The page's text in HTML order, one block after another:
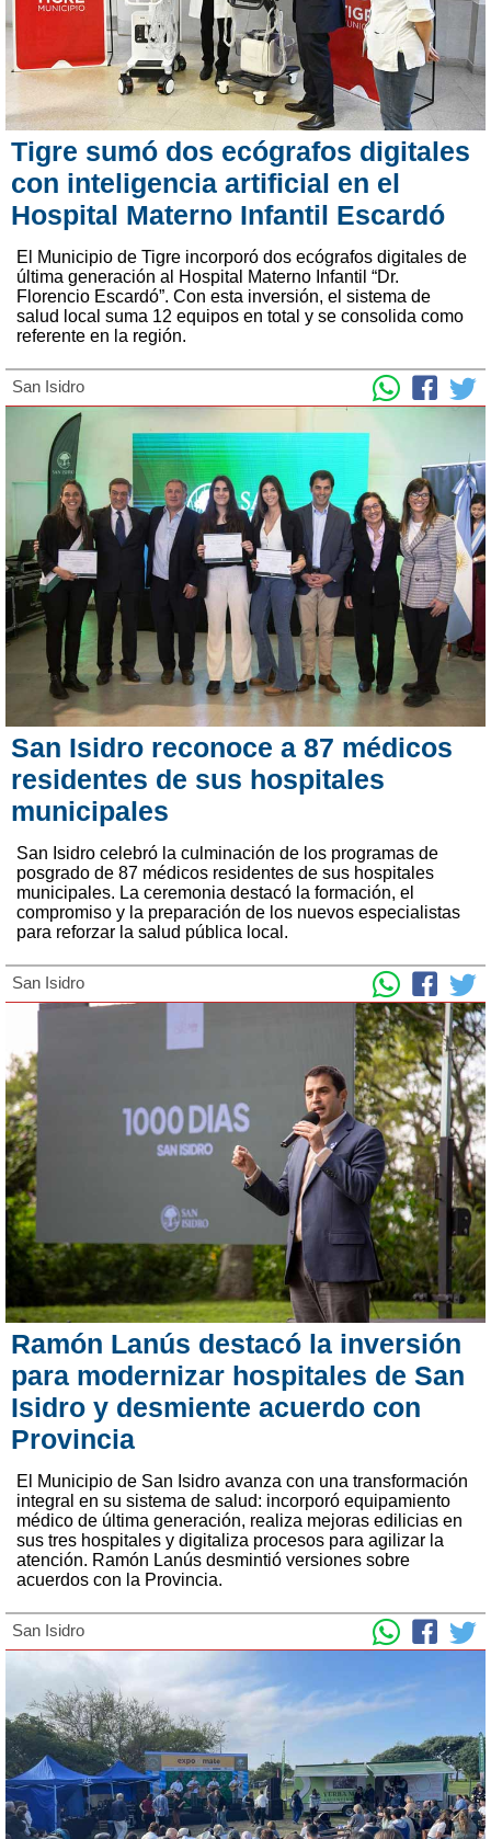
Tigre sumó dos ecógrafos digitales
con inteligencia artificial en el
Hospital Materno Infantil Escardó
El Municipio de Tigre incorporó dos ecógrafos digitales de
última generación al Hospital Materno Infantil “Dr.
Florencio Escardó”. Con esta inversión, el sistema de
salud local suma 12 equipos en total y se consolida como
referente en la región.
San Isidro
San Isidro reconoce a 87 médicos
residentes de sus hospitales
municipales
San Isidro celebró la culminación de los programas de
posgrado de 87 médicos residentes de sus hospitales
municipales. La ceremonia destacó la formación, el
compromiso y la preparación de los nuevos especialistas
para reforzar la salud pública local.
San Isidro
Ramón Lanús destacó la inversión
para modernizar hospitales de San
Isidro y desmiente acuerdo con
Provincia
El Municipio de San Isidro avanza con una transformación
integral en su sistema de salud: incorporó equipamiento
médico de última generación, realiza mejoras edilicias en
sus tres hospitales y digitaliza procesos para agilizar la
atención. Ramón Lanús desmintió versiones sobre
acuerdos con la Provincia.
San Isidro